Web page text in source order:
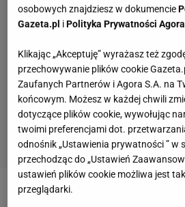
Zobacz wideo
osobowych znajdziesz w dokumencie
Gazeta.pl iPolityka Prywatności
Klikając „Akceptuję” wyrażasz też
przechowywanie plików cookie
Zaufanych Partnerów i Agora S.A. na
końcowym. Możesz w każdej chwili
dotyczące plików cookie, wywołując
twoimi preferencjami dot.
odnośnik „Ustawienia prywatności ” w
przechodząc do „Ustawień
ustawień plików cookie możliwa jest
przeglądarki.